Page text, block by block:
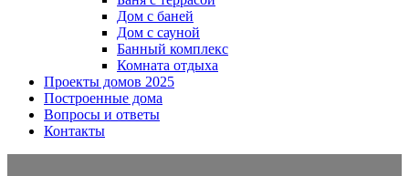
Дом с баней
Дом с сауной
Банный комплекс
Комната отдыха
Проекты домов 2025
Построенные дома
Вопросы и ответы
Контакты